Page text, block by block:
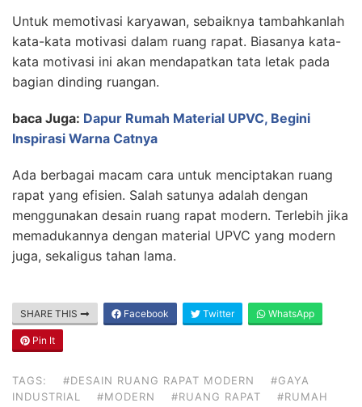
Untuk memotivasi karyawan, sebaiknya tambahkanlah
kata-kata motivasi dalam ruang rapat. Biasanya kata-
kata motivasi ini akan mendapatkan tata letak pada
bagian dinding ruangan.
baca Juga: Dapur Rumah Material UPVC, Begini
Inspirasi Warna Catnya
Ada berbagai macam cara untuk menciptakan ruang
rapat yang efisien. Salah satunya adalah dengan
menggunakan desain ruang rapat modern. Terlebih jika
memadukannya dengan material UPVC yang modern
juga, sekaligus tahan lama.
SHARE THIS Facebook Twitter WhatsApp
Pin It
TAGS: #DESAIN RUANG RAPAT MODERN
#GAYA
INDUSTRIAL
#MODERN #RUANG RAPAT
#RUMAH